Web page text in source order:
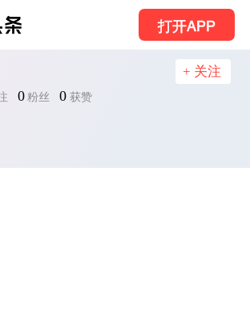
打开APP
0 粉丝 0 获赞
+ 关注